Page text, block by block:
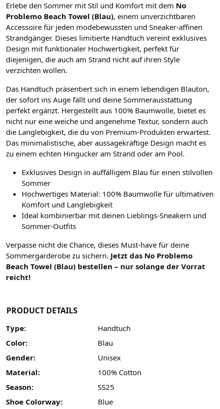
Erlebe den Sommer mit Stil und Komfort mit dem No
Problemo Beach Towel (Blau), einem unverzichtbaren
Accessoire für jeden modebewussten und Sneaker-affinen
Strandgänger. Dieses limitierte Handtuch vereint exklusives
Design mit funktionaler Hochwertigkeit, perfekt für
diejenigen, die auch am Strand nicht auf ihren Style
verzichten wollen.
Das Handtuch präsentiert sich in einem lebendigen Blauton,
der sofort ins Auge fällt und deine Sommerausstattung
perfekt ergänzt. Hergestellt aus 100% Baumwolle, bietet es
nicht nur eine weiche und angenehme Textur, sondern auch
die Langlebigkeit, die du von Premium-Produkten erwartest.
Das minimalistische, aber aussagekräftige Design macht es
zu einem echten Hingucker am Strand oder am Pool.
Exklusives Design in auffälligem Blau für einen stilvollen
Sommer
Hochwertiges Material: 100% Baumwolle für ultimativen
Komfort und Langlebigkeit
Ideal kombinierbar mit deinen Lieblings-Sneakern und
Sommer-Outfits
Verpasse nicht die Chance, dieses Must-have für deine
Sommergarderobe zu sichern. Jetzt das No Problemo
Beach Towel (Blau) bestellen – nur solange der Vorrat
reicht!
PRODUCT DETAILS
Type:
Handtuch
Color:
Blau
Gender:
Unisex
Material:
100% Cotton
Season:
SS25
Shoe Colorway:
Blue